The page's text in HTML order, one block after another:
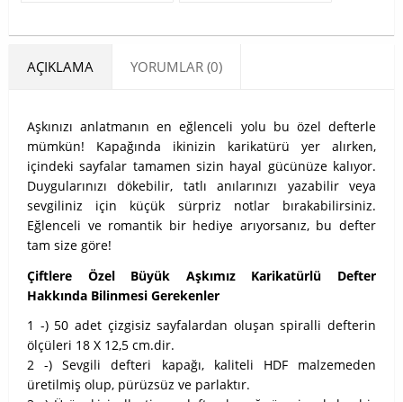
AÇIKLAMA YORUMLAR (0)
Aşkınızı anlatmanın en eğlenceli yolu bu özel defterle
mümkün! Kapağında ikinizin karikatürü yer alırken,
içindeki sayfalar tamamen sizin hayal gücünüze kalıyor.
Duygularınızı dökebilir, tatlı anılarınızı yazabilir veya
sevgiliniz için küçük sürpriz notlar bırakabilirsiniz.
Eğlenceli ve romantik bir hediye arıyorsanız, bu defter
tam size göre!
Çiftlere Özel Büyük Aşkımız Karikatürlü Defter
Hakkında Bilinmesi Gerekenler
1 -) 50 adet çizgisiz sayfalardan oluşan spiralli defterin
ölçüleri 18 X 12,5 cm.dir.
2 -) Sevgili defteri kapağı, kaliteli HDF malzemeden
üretilmiş olup, pürüzsüz ve parlaktır.